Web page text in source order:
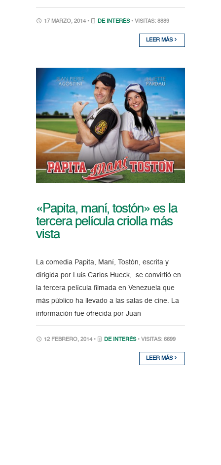
17 MARZO, 2014 • DE INTERÉS • VISITAS: 8889
LEER MÁS
«Papita, maní, tostón» es la
tercera película criolla más
vista
La comedia Papita, Maní, Tostón, escrita y
dirigida por Luis Carlos Hueck, se convirtió en
la tercera película filmada en Venezuela que
más público ha llevado a las salas de cine. La
información fue ofrecida por Juan
12 FEBRERO, 2014 • DE INTERÉS • VISITAS: 6699
LEER MÁS